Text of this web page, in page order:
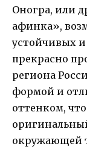
Оногра, или
афинка»,
устойчивых
прекрасно
региона
формой и
оттенком,
окружающей